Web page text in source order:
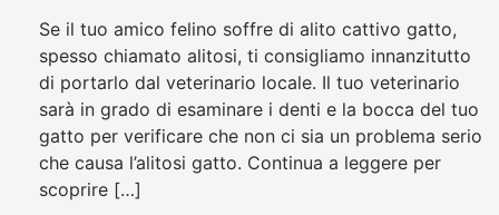
Se il tuo amico felino soffre di alito cattivo gatto,
spesso chiamato alitosi, ti consigliamo innanzitutto
di portarlo dal veterinario locale. Il tuo veterinario
sarà in grado di esaminare i denti e la bocca del tuo
gatto per verificare che non ci sia un problema serio
che causa l’alitosi gatto. Continua a leggere per
scoprire […]